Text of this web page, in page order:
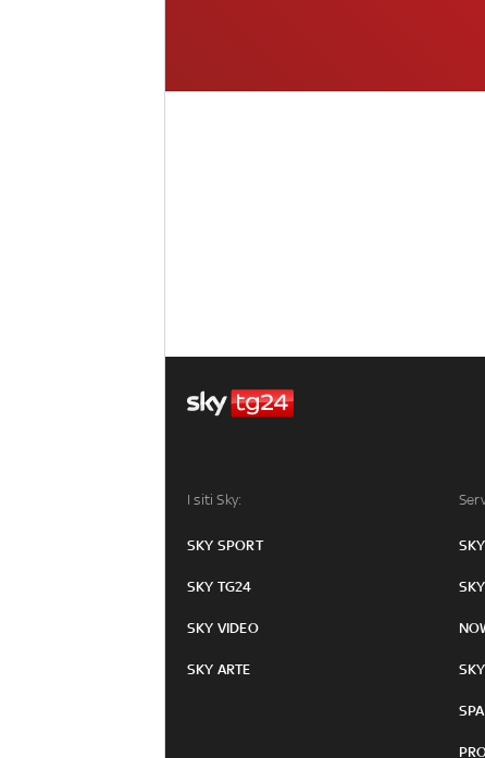
I siti Sky:
SKY SPORT
SKY TG24
SKY VIDEO
SKY ARTE